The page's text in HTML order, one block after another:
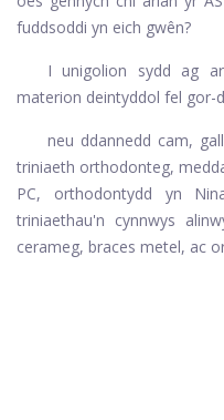
fuddsoddi yn eich gwên?
I unigolion sydd ag
materion deintyddol fel gor-
neu ddannedd cam,
triniaeth orthodonteg,
PC, orthodontydd yn
triniaethau'n cynnwys
cerameg, braces metel, ac